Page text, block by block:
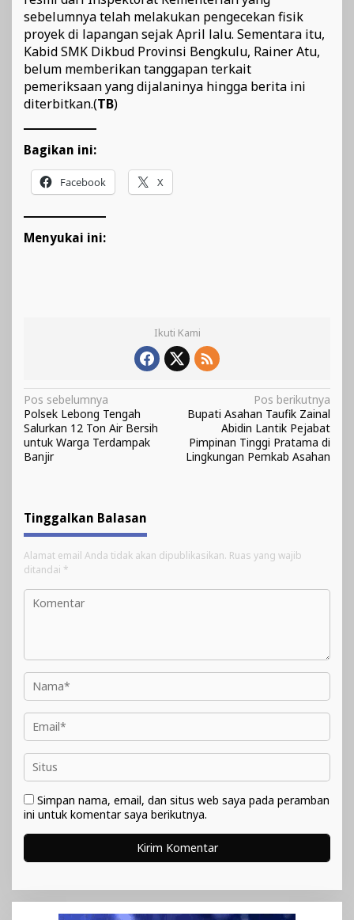
sebelumnya telah melakukan pengecekan fisik
proyek di lapangan sejak April lalu. Sementara itu,
Kabid SMK Dikbud Provinsi Bengkulu, Rainer Atu,
belum memberikan tanggapan terkait
pemeriksaan yang dijalaninya hingga berita ini
diterbitkan.(TB)
Bagikan ini:
Facebook X
Menyukai ini:
Ikuti Kami
Navigasi
pos
Pos sebelumnya
Polsek Lebong Tengah
Salurkan 12 Ton Air Bersih
untuk Warga Terdampak
Banjir
Pos berikutnya
Bupati Asahan Taufik Zainal
Abidin Lantik Pejabat
Pimpinan Tinggi Pratama di
Lingkungan Pemkab Asahan
Tinggalkan Balasan
Alamat email Anda tidak akan dipublikasikan. Ruas yang wajib
ditandai *
Simpan nama, email, dan situs web saya pada peramban
ini untuk komentar saya berikutnya.